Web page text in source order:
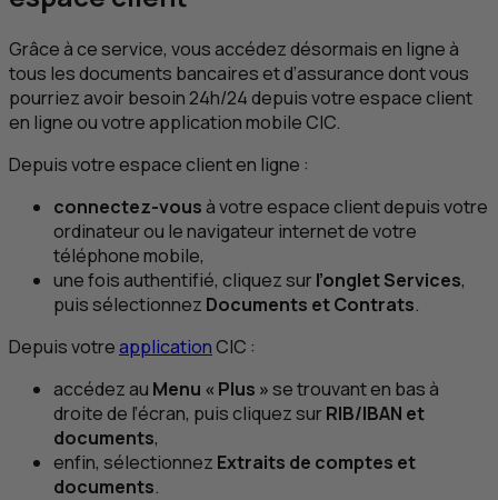
Grâce à ce service, vous accédez désormais en ligne à
tous les documents bancaires et d’assurance dont vous
pourriez avoir besoin 24h/24 depuis votre espace client
en ligne ou votre application mobileCIC.
Depuis votre espace client en ligne :
connectez-vousà votre espace client depuis votre
ordinateur ou le navigateur internet de votre
téléphone mobile,
une fois authentifié, cliquez surl’onglet Services,
puis sélectionnez Documents et Contrats.
Depuis votreapplicationCIC :
accédez au Menu « Plus »se trouvant en bas à
droite de l’écran, puis cliquez surRIB/IBAN et
documents,
enfin, sélectionnez Extraits de comptes et
documents.